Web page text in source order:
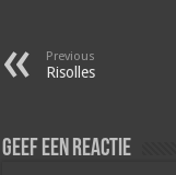
Previous
Risolles
Geef een reactie